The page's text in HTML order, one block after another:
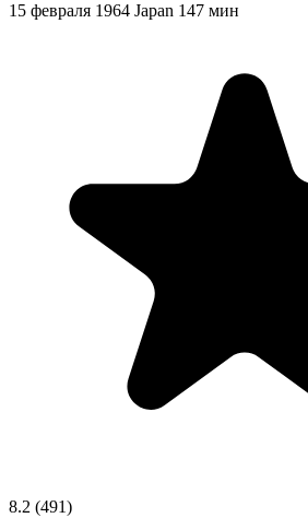
15 февраля 1964 Japan 147 мин
8.2 (491)